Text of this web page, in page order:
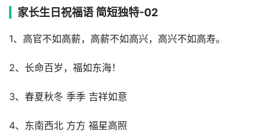
家长生日祝福语 简短独特-02
1、高官不如高薪，高薪不如高兴，高兴不如高寿。
2、长命百岁，福如东海！
3、春夏秋冬 季季 吉祥如意
4、东南西北 方方 福星高照